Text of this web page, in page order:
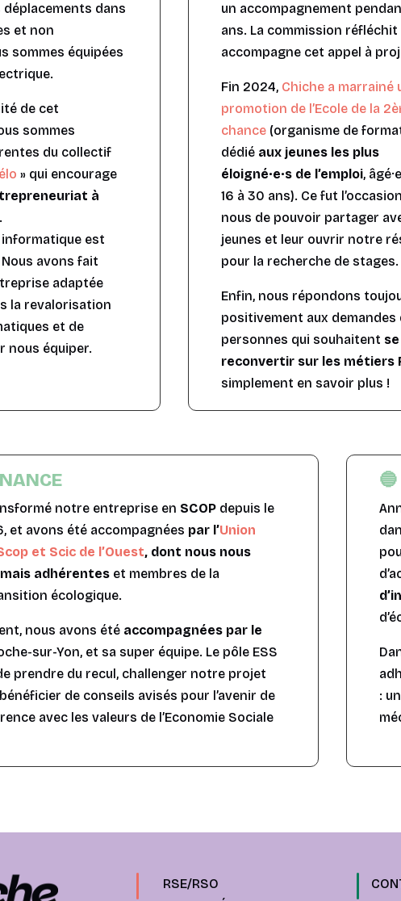
déplacements dans
et non
sommes équipées
de cet
sommes
du collectif
» qui encourage
à
.
informatique est
Nous avons fait
adaptée
la revalorisation
et de
nous équiper.
un accompagnement
ans. La commission réfléchit
accompagne cet appel à
Fin 2024, Chiche a marrainé
promotion de l’Ecole de la
chance (organisme de
dédié aux jeunes les plus
éloigné·e·s de l’emploi,
16 à 30 ans). Ce fut
nous de pouvoir partager
jeunes et leur ouvrir notre
pour la recherche de stages.
Enfin, nous répondons
positivement aux demandes
personnes qui souhaitent se
reconvertir sur les métiers
simplement en savoir plus !
notre entreprise en SCOPdepuis le
et avons été accompagnées par l’Union
et Scic de l’Ouest, dont nous nous
adhérentes et membres de la
écologique.
nous avons été accompagnées par le
sur-Yon, et sa super équipe. Le pôle ESS
prendre du recul, challenger notre projet
de conseils avisés pour l’avenir de
avec les valeurs de l’Economie Sociale
🔵
:
RSE/RSO